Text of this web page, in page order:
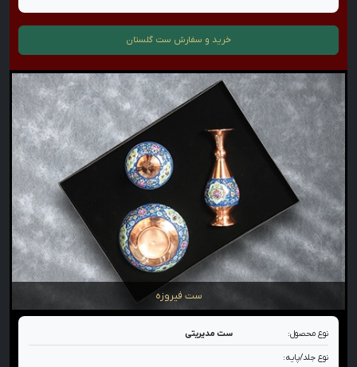
خرید و سفارش ست گلستان
ست فیروزه
نوع محصول: ست مدیریتی
نوع جلد/پایه: